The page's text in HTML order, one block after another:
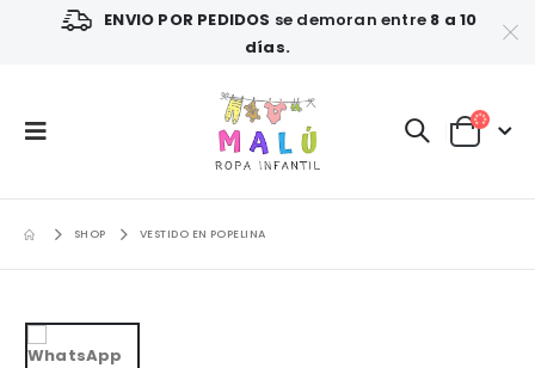
ENVIO POR PEDIDOS se demoran entre 8 a 10
días.
SHOP VESTIDO EN POPELINA